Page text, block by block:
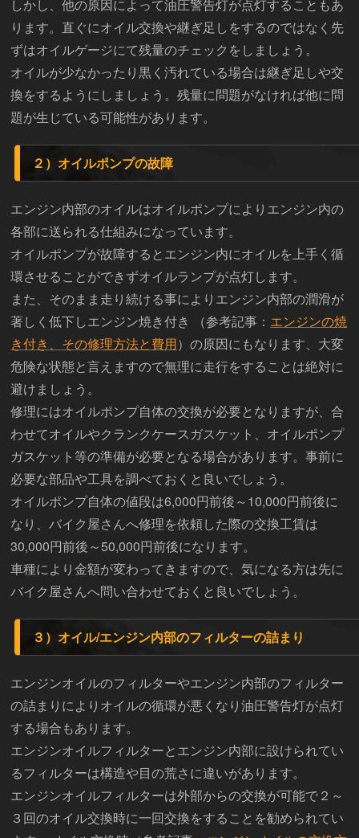
しかし、他の原因によって油圧警告灯が点灯することもあ
ります。直ぐにオイル交換や継ぎ足しをするのではなく先
ずはオイルゲージにて残量のチェックをしましょう。
オイルが少なかったり黒く汚れている場合は継ぎ足しや交
換をするようにしましょう。残量に問題がなければ他に問
題が生じている可能性があります。
２）オイルポンプの故障
エンジン内部のオイルはオイルポンプによりエンジン内の
各部に送られる仕組みになっています。
オイルポンプが故障するとエンジン内にオイルを上手く循
環させることができずオイルランプが点灯します。
また、そのまま走り続ける事によりエンジン内部の潤滑が
著しく低下しエンジン焼き付き （参考記事： エンジンの焼
き付き、その修理方法と費用）の原因にもなります、大変
危険な状態と言えますので無理に走行をすることは絶対に
避けましょう。
修理にはオイルポンプ自体の交換が必要となりますが、合
わせてオイルやクランクケースガスケット、オイルポンプ
ガスケット等の準備が必要となる場合があります。事前に
必要な部品や工具を調べておくと良いでしょう。
オイルポンプ自体の値段は6,000円前後～10,000円前後に
なり、バイク屋さんへ修理を依頼した際の交換工賃は
30,000円前後～50,000円前後になります。
車種により金額が変わってきますので、気になる方は先に
バイク屋さんへ問い合わせておくと良いでしょう。
３）オイル/エンジン内部のフィルターの詰まり
エンジンオイルのフィルターやエンジン内部のフィルター
の詰まりによりオイルの循環が悪くなり油圧警告灯が点灯
する場合もあります。
エンジンオイルフィルターとエンジン内部に設けられてい
るフィルターは構造や目の荒さに違いがあります。
エンジンオイルフィルターは外部からの交換が可能で２～
３回のオイル交換時に一回交換をすることを勧められてい